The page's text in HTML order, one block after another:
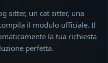
sitter, un cat sitter, una
il modulo ufficiale. Il
la tua richiesta
perfetta.